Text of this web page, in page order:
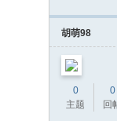
胡萌98
0
主题
0
回